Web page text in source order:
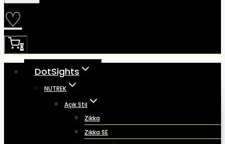
♡
0
DotSights
NUTREK
Açık Stil
Zikka
Zikka SE